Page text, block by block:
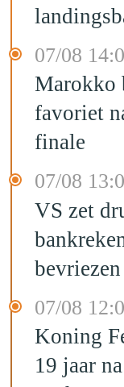
07/08
Marokko
favoriet
finale
07/08
VS zet
bevriezen
07/08
Koning
19 jaar